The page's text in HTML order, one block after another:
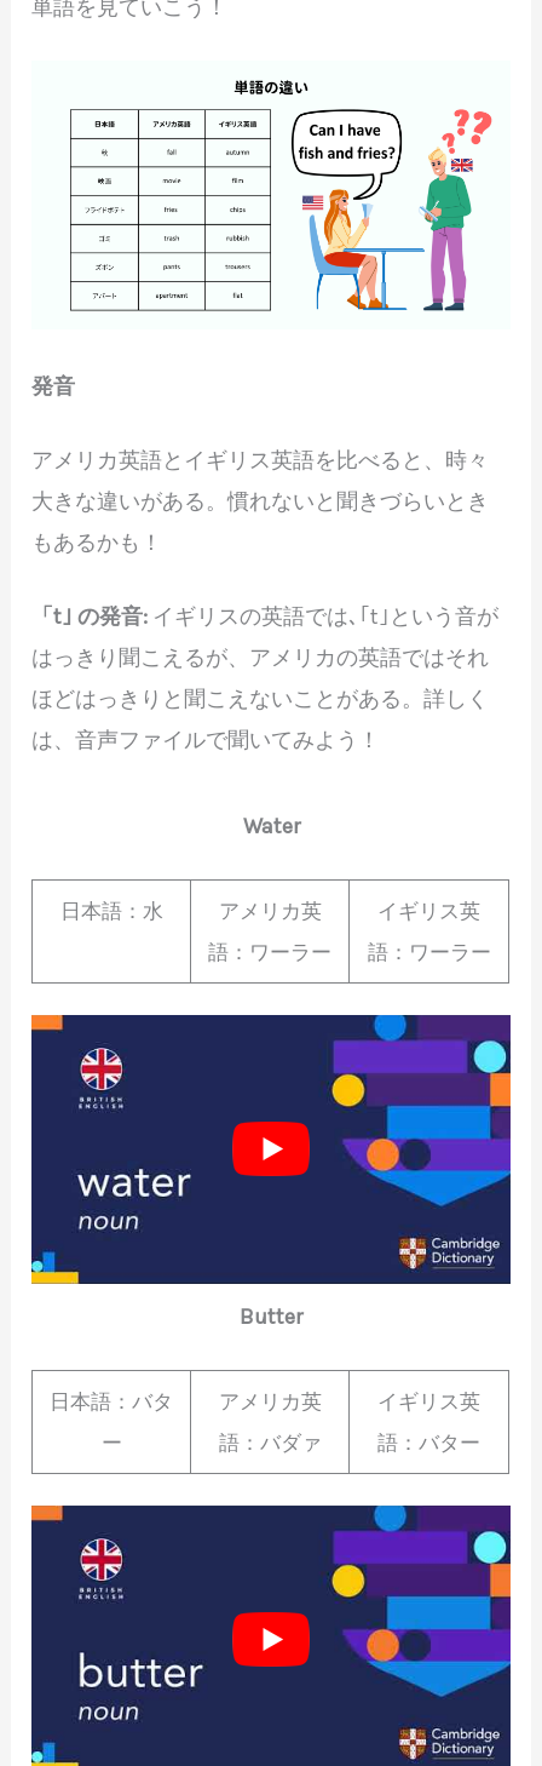
単語を見ていこう！
発音
アメリカ英語とイギリス英語を比べると、時々
大きな違いがある。慣れないと聞きづらいとき
もあるかも！
「t｣ の発音: イギリスの英語では､｢t｣という音が
はっきり聞こえるが、アメリカの英語ではそれ
ほどはっきりと聞こえないことがある。詳しく
は、音声ファイルで聞いてみよう！
Water
日本語：水
アメリカ英
語：ワーラー
イギリス英
語：ワーラー
Butter
日本語：バタ
ー
アメリカ英
語：バダァ
イギリス英
語：バター